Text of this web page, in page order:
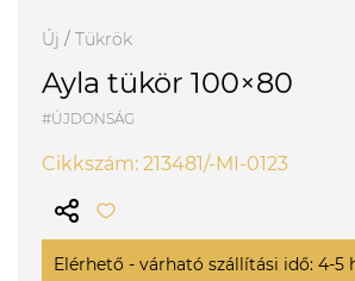
Új / Tükrök
Ayla tükör 100×80
#ÚJDONSÁG
Cikkszám: 213481/-MI-0123
Elérhető - várható szállítási idő: 4-5